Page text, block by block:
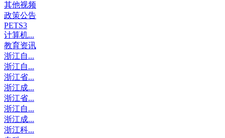
其他视频
政策公告
PETS3
计算机...
教育资讯
浙江自...
浙江自...
浙江省...
浙江成...
浙江省...
浙江自...
浙江成...
浙江科...